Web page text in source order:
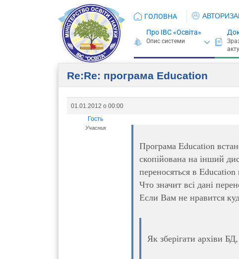
ГОЛОВНА
Про ІВС «Освіта»
Re:Re: програма Eduсation
01.01.2012 о 00:00
Гость
Учасник
Програма Eduсation
скопійована на інший
переносяться в
Что значит всі дані
Если Вам не нравится
Як зберігати архіви